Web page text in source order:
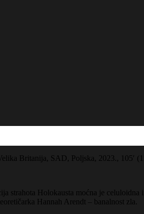
Britanija, SAD, Poljska, 2023., 105′
strahota Holokausta moćna je
Hannah Arendt – banalnost zla.